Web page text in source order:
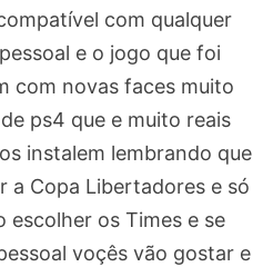
com qualquer
e o jogo que foi
com novas faces muito
ps4 que e muito reais
instalem lembrando que
a Copa Libertadores e só
escolher os Times e se
voçês vão gostar e